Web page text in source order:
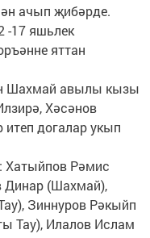
ачып җибәрде.
-17 яшьлек
яттан
Шахмай авылы кызы
Хәсәнов
догалар укып
Хатыйпов Рәмис
Динар (Шахмай),
Зиннуров Рәкыйп
Тау), Илалов Ислам